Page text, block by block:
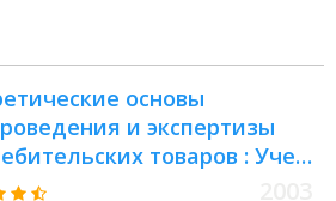
основы
и экспертизы
товаров : Учеб.
для студентов по спец.